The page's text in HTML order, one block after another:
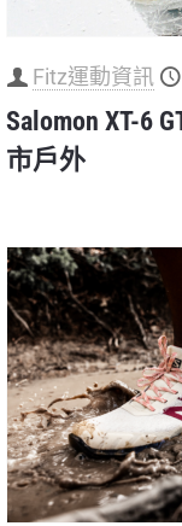
Fitz運動資訊
Salomon XT-6
市戶外